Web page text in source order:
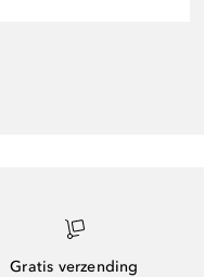
Gratis verzending